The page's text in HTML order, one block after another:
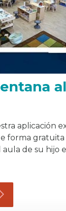
aplicación
forma
de su hijo